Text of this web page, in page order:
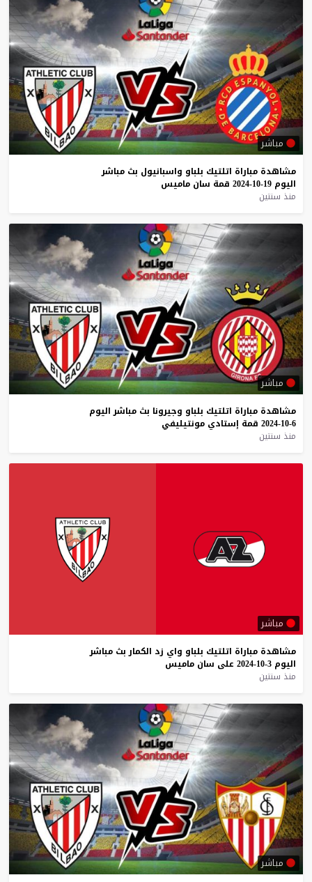
مباشر
مشاهدة مباراة اتلتيك بلباو واسبانيول بث مباشر
اليوم 19-10-2024 قمة سان ماميس
منذ سنتين
مباشر
مشاهدة مباراة اتلتيك بلباو وجيرونا بث مباشر اليوم
6-10-2024
قمة إستادي مونتيليفي
منذ سنتين
مباشر
مشاهدة مباراة اتلتيك بلباو واي زد الكمار بث مباشر
اليوم 3-10-2024 على سان ماميس
منذ سنتين
مباشر